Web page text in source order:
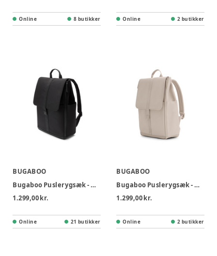
Online 8 butikker Online 2 butikker
BUGABOO
Bugaboo Puslerygsæk - Midnight Black
1.299,00 kr.
Online 21 butikker
BUGABOO
Bugaboo Puslerygsæk - Desert Taupe
1.299,00 kr.
Online 2 butikker